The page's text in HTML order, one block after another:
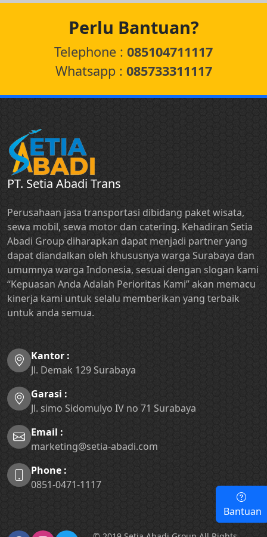
Perlu Bantuan?
Telephone : 085104711117
Whatsapp : 085733311117
PT. Setia Abadi Trans
Perusahaan jasa transportasi dibidang paket wisata,
sewa mobil, sewa motor dan catering. Kehadiran Setia
Abadi Group diharapkan dapat menjadi partner yang
dapat diandalkan oleh khususnya warga Surabaya dan
umumnya warga Indonesia, sesuai dengan slogan kami
“Kepuasan Anda Adalah Perioritas Kami” akan memacu
kinerja kami untuk selalu memberikan yang terbaik
untuk anda semua.
Kantor :
Jl. Demak 129 Surabaya
Garasi :
Jl. simo Sidomulyo IV no 71 Surabaya
Email :
marketing@setia-abadi.com
Phone :
0851-0471-1117
Bantuan